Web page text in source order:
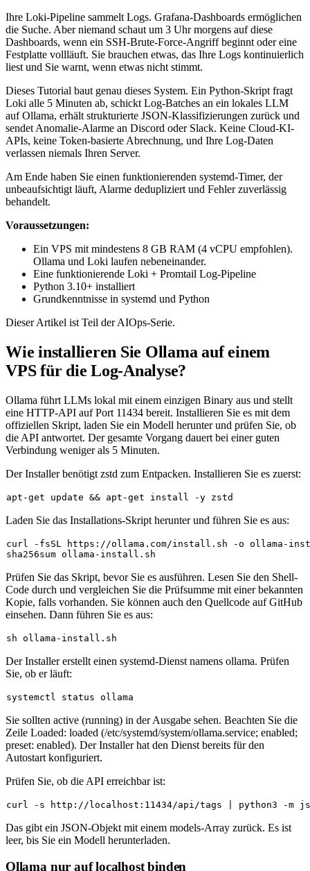
Ihre Loki-Pipeline sammelt Logs. Grafana-Dashboards ermöglichen
die Suche. Aber niemand schaut um 3 Uhr morgens auf diese
Dashboards, wenn ein SSH-Brute-Force-Angriff beginnt oder eine
Festplatte vollläuft. Sie brauchen etwas, das Ihre Logs kontinuierlich
liest und Sie warnt, wenn etwas nicht stimmt.
Dieses Tutorial baut genau dieses System. Ein Python-Skript fragt
Loki alle 5 Minuten ab, schickt Log-Batches an ein lokales LLM
auf Ollama, erhält strukturierte JSON-Klassifizierungen zurück und
sendet Anomalie-Alarme an Discord oder Slack. Keine Cloud-KI-
APIs, keine Token-basierte Abrechnung, und Ihre Log-Daten
verlassen niemals Ihren Server.
Am Ende haben Sie einen funktionierenden systemd-Timer, der
unbeaufsichtigt läuft, Alarme dedupliziert und Fehler zuverlässig
behandelt.
Voraussetzungen:
Ein VPS mit mindestens 8 GB RAM (4 vCPU empfohlen).
Ollama und Loki laufen nebeneinander.
Eine funktionierende Loki + Promtail Log-Pipeline
Python 3.10+ installiert
Grundkenntnisse in systemd und Python
Dieser Artikel ist Teil der AIOps-Serie.
Wie installieren Sie Ollama auf einem
VPS für die Log-Analyse?
Ollama führt LLMs lokal mit einem einzigen Binary aus und stellt
eine HTTP-API auf Port 11434 bereit. Installieren Sie es mit dem
offiziellen Skript, laden Sie ein Modell herunter und prüfen Sie, ob
die API antwortet. Der gesamte Vorgang dauert bei einer guten
Verbindung weniger als 5 Minuten.
Der Installer benötigt zstd zum Entpacken. Installieren Sie es zuerst:
Laden Sie das Installations-Skript herunter und führen Sie es aus:
sha256sum
Prüfen Sie das Skript, bevor Sie es ausführen. Lesen Sie den Shell-
Code durch und vergleichen Sie die Prüfsumme mit einer bekannten
Kopie, falls vorhanden. Sie können auch den Quellcode auf GitHub
einsehen. Dann führen Sie es aus:
Der Installer erstellt einen systemd-Dienst namens ollama. Prüfen
Sie, ob er läuft:
Sie sollten active (running) in der Ausgabe sehen. Beachten Sie die
Zeile Loaded: loaded (/etc/systemd/system/ollama.service; enabled;
preset: enabled). Der Installer hat den Dienst bereits für den
Autostart konfiguriert.
Prüfen Sie, ob die API erreichbar ist:
Das gibt ein JSON-Objekt mit einem models-Array zurück. Es ist
leer, bis Sie ein Modell herunterladen.
Ollama nur auf localhost binden